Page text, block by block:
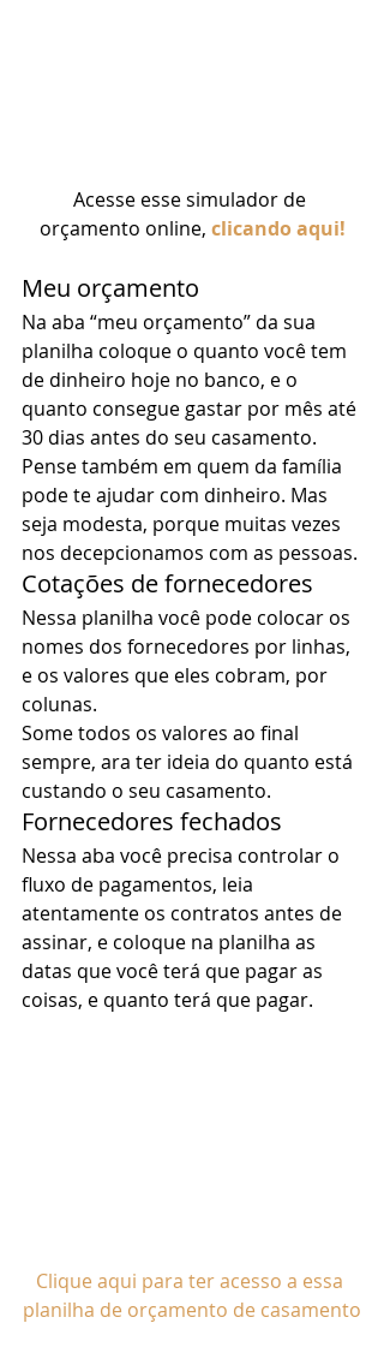
Acesse esse simulador de
orçamento online, clicando aqui!
Meu orçamento
Na aba “meu orçamento” da sua
planilha coloque o quanto você tem
de dinheiro hoje no banco, e o
quanto consegue gastar por mês até
30 dias antes do seu casamento.
Pense também em quem da família
pode te ajudar com dinheiro. Mas
seja modesta, porque muitas vezes
nos decepcionamos com as pessoas.
Cotações de fornecedores
Nessa planilha você pode colocar os
nomes dos fornecedores por linhas,
e os valores que eles cobram, por
colunas.
Some todos os valores ao final
sempre, ara ter ideia do quanto está
custando o seu casamento.
Fornecedores fechados
Nessa aba você precisa controlar o
fluxo de pagamentos, leia
atentamente os contratos antes de
assinar, e coloque na planilha as
datas que você terá que pagar as
coisas, e quanto terá que pagar.
Clique aqui para ter acesso a essa
planilha de orçamento de casamento